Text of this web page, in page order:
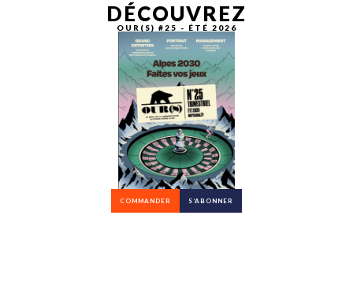
DÉCOUVREZ
OUR(S) #25 - ÉTÉ 2026
COMMANDER S’ABONNER